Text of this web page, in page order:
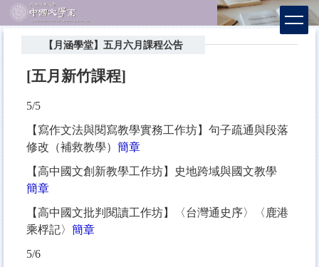
跳
到
【月涵學堂】五月六月課程公告
[五月新竹課程]
5/5
【寫作文法與閱寫教學實務工作坊】句子疏通與段落
修改（補救教學） 簡章
【高中國文創新教學工作坊】史地跨域與國文教學
簡章
【高中國文批判閱讀工作坊】〈台灣通史序〉〈鹿港
乘桴記〉 簡章
5/6